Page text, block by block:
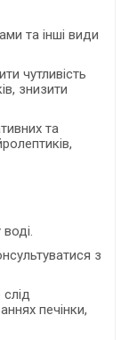
та інші види
чутливість
знизити
та
з
печінки,